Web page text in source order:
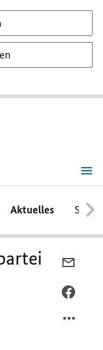
Aktuelles